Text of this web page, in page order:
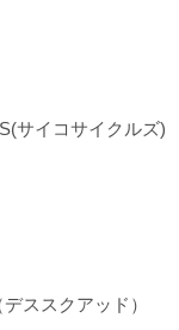
サイコサイクルズ)
ススクアッド）